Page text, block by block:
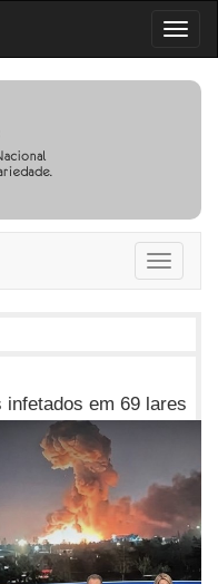
Toggle
infetados em 69 lares